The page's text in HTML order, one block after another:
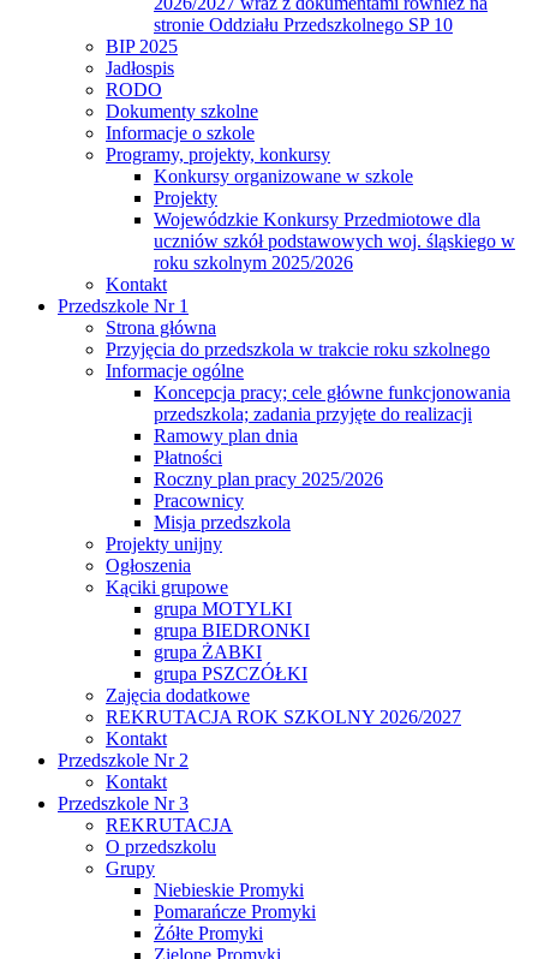
stronie Oddziału Przedszkolnego SP 10
BIP 2025
Jadłospis
RODO
Dokumenty szkolne
Informacje o szkole
Programy, projekty, konkursy
Konkursy organizowane w szkole
Projekty
Wojewódzkie Konkursy Przedmiotowe dla
uczniów szkół podstawowych woj. śląskiego w
roku szkolnym 2025/2026
Kontakt
Przedszkole Nr 1
Strona główna
Przyjęcia do przedszkola w trakcie roku szkolnego
Informacje ogólne
Koncepcja pracy; cele główne funkcjonowania
przedszkola; zadania przyjęte do realizacji
Ramowy plan dnia
Płatności
Roczny plan pracy 2025/2026
Pracownicy
Misja przedszkola
Projekty unijny
Ogłoszenia
Kąciki grupowe
grupa MOTYLKI
grupa BIEDRONKI
grupa ŻABKI
grupa PSZCZÓŁKI
Zajęcia dodatkowe
REKRUTACJA ROK SZKOLNY 2026/2027
Kontakt
Przedszkole Nr 2
Kontakt
Przedszkole Nr 3
REKRUTACJA
O przedszkolu
Grupy
Niebieskie Promyki
Pomarańcze Promyki
Żółte Promyki
Zielone Promyki